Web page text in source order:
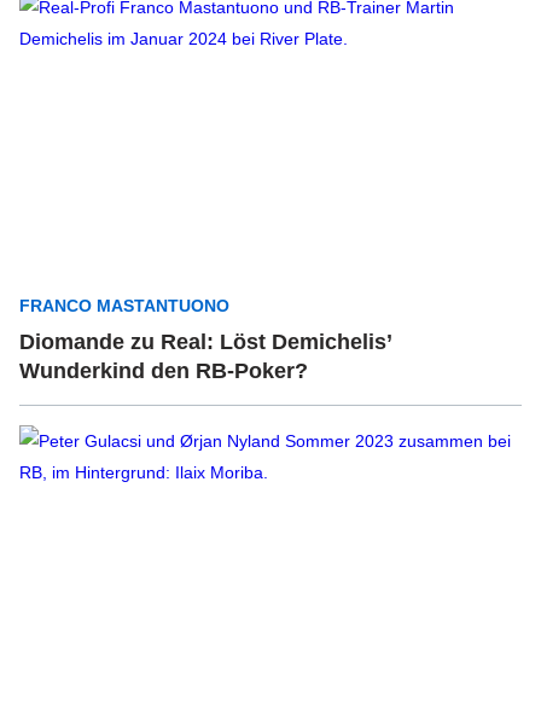
FRANCO MASTANTUONO
Diomande zu Real: Löst Demichelis’
Wunderkind den RB-Poker?